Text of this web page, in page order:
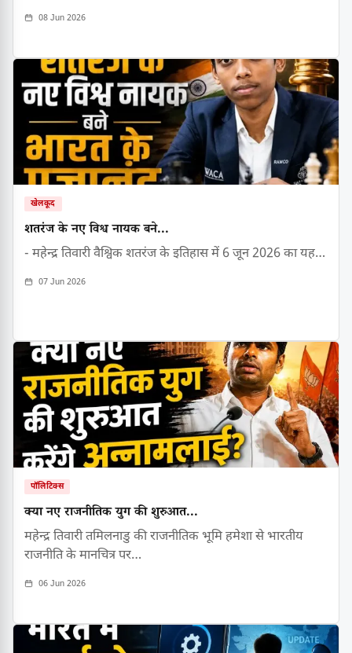
08 Jun 2026
खेलकूद
शतरंज के नए विश्व नायक बने...
- महेन्द्र तिवारी वैश्विक शतरंज के इतिहास में 6 जून 2026 का यह…
07 Jun 2026
पॉलिटिक्स
क्या नए राजनीतिक युग की शुरुआत...
महेन्द्र तिवारी तमिलनाडु की राजनीतिक भूमि हमेशा से भारतीय
राजनीति के मानचित्र पर…
06 Jun 2026